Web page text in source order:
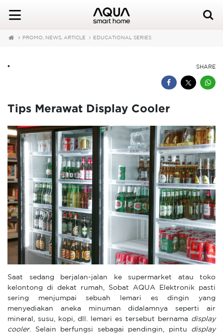
PROMO, NEWS, ARTICLE EDUCATIONAL SERIES
SHARE
•
Tips Merawat Display Cooler
Saat sedang berjalan-jalan ke supermarket atau toko
kelontong di dekat rumah, Sobat AQUA Elektronik pasti
sering menjumpai sebuah lemari es dingin yang
menyediakan aneka minuman didalamnya seperti air
mineral, susu, kopi, dll. lemari es tersebut bernama display
cooler. Selain berfungsi sebagai pendingin, pintu display